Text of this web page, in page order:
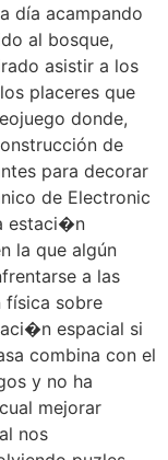
día acampando
al bosque,
asistir a los
placeres que
donde,
de
para decorar
de Electronic
estaci�n
la que algún
a las
física sobre
espacial si
combina con el
y no ha
mejorar
nos